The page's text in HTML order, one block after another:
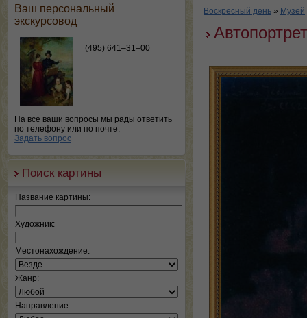
Ваш персональный
экскурсовод
(495) 641–31–00
На все ваши вопросы мы рады ответить
по телефону или по почте.
Задать вопрос
Поиск картины
Название картины:
Художник:
Местонахождение:
Жанр:
Направление:
Воскресный день » Музей
Автопортрет